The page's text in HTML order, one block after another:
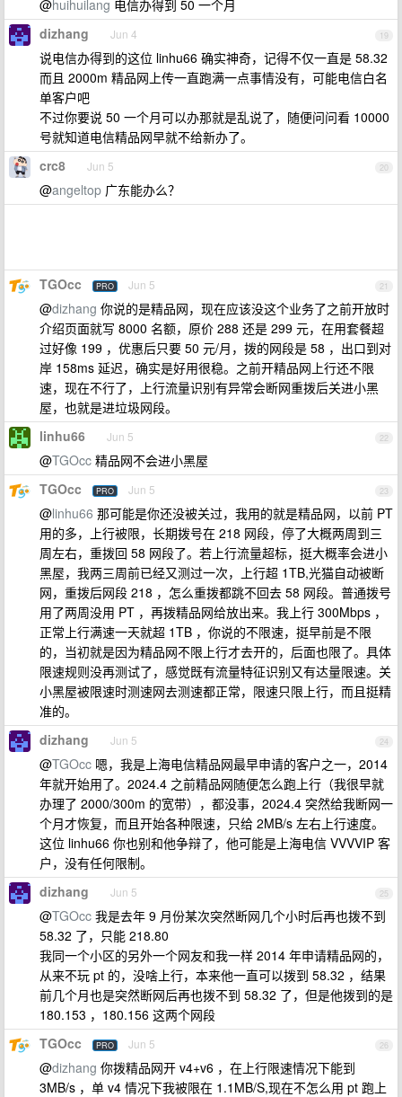
@huihuilang 电信办得到 50 一个月
19
dizhang Jun 4
说电信办得到的这位 linhu66 确实神奇，记得不仅一直是 58.32
而且 2000m 精品网上传一直跑满一点事情没有，可能电信白名
单客户吧
不过你要说 50 一个月可以办那就是乱说了，随便问问看 10000
号就知道电信精品网早就不给新办了。
20
crc8 Jun 5
@angeltop 广东能办么？
21
TGOcc PRO Jun 5
@dizhang 你说的是精品网，现在应该没这个业务了之前开放时
介绍页面就写 8000 名额，原价 288 还是 299 元，在用套餐超
过好像 199 ，优惠后只要 50 元/月，拨的网段是 58 ，出口到对
岸 158ms 延迟，确实是好用很稳。之前开精品网上行还不限
速，现在不行了，上行流量识别有异常会断网重拨后关进小黑
屋，也就是进垃圾网段。
22
linhu66 Jun 5
@TGOcc 精品网不会进小黑屋
23
TGOcc PRO Jun 5
@linhu66 那可能是你还没被关过，我用的就是精品网，以前 PT
用的多，上行被限，长期拨号在 218 网段，停了大概两周到三
周左右，重拨回 58 网段了。若上行流量超标，挺大概率会进小
黑屋，我两三周前已经又测过一次，上行超 1TB,光猫自动被断
网，重拨后网段 218 ，怎么重拨都跳不回去 58 网段。普通拨号
用了两周没用 PT ，再拨精品网给放出来。我上行 300Mbps ，
正常上行满速一天就超 1TB ，你说的不限速，挺早前是不限
的，当初就是因为精品网不限上行才去开的，后面也限了。具体
限速规则没再测试了，感觉既有流量特征识别又有达量限速。关
小黑屋被限速时测速网去测速都正常，限速只限上行，而且挺精
准的。
24
dizhang Jun 5
@TGOcc 嗯，我是上海电信精品网最早申请的客户之一，2014
年就开始用了。2024.4 之前精品网随便怎么跑上行（我很早就
办理了 2000/300m 的宽带），都没事，2024.4 突然给我断网一
个月才恢复，而且开始各种限速，只给 2MB/s 左右上行速度。
这位 linhu66 你也别和他争辩了，他可能是上海电信 VVVVIP 客
户，没有任何限制。
25
dizhang Jun 5
@TGOcc 我是去年 9 月份某次突然断网几个小时后再也拨不到
58.32 了，只能 218.80
我同一个小区的另外一个网友和我一样 2014 年申请精品网的，
从来不玩 pt 的，没啥上行，本来他一直可以拨到 58.32 ，结果
前几个月也是突然断网后再也拨不到 58.32 了，但是他拨到的是
180.153 ，180.156 这两个网段
26
TGOcc PRO Jun 5
@dizhang 你拨精品网开 v4+v6 ，在上行限速情况下能到
3MB/s ，单 v4 情况下我被限在 1.1MB/S,现在不怎么用 pt 跑上